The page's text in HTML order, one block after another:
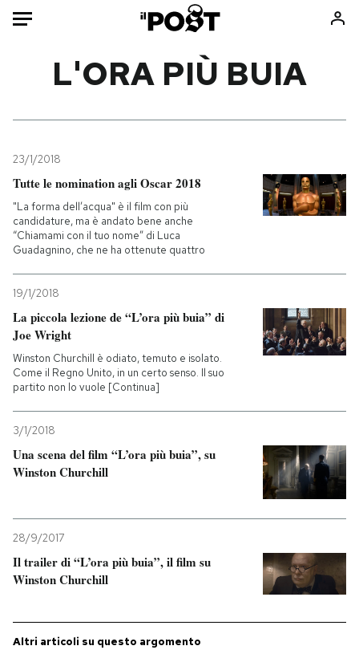
Auto
Mondo
Politica
Tecnologia
Internet
Scienza
Cultura
Economia
Sport
Consumismi
Media
Europa
Mondiali calcio 2026
PODCAST
L'ORA PIÙ BUIA
23/1/2018
Tutte le nomination agli Oscar 2018
"La forma dell’acqua" è il film con più
candidature, ma è andato bene anche
“Chiamami con il tuo nome” di Luca
Guadagnino, che ne ha ottenute quattro
19/1/2018
La piccola lezione de “L’ora più buia” di
Joe Wright
Winston Churchill è odiato, temuto e isolato.
Come il Regno Unito, in un certo senso. Il suo
partito non lo vuole [Continua]
3/1/2018
Una scena del film “L’ora più buia”, su
Winston Churchill
28/9/2017
Il trailer di “L’ora più buia”, il film su
Winston Churchill
Altri articoli su questo argomento